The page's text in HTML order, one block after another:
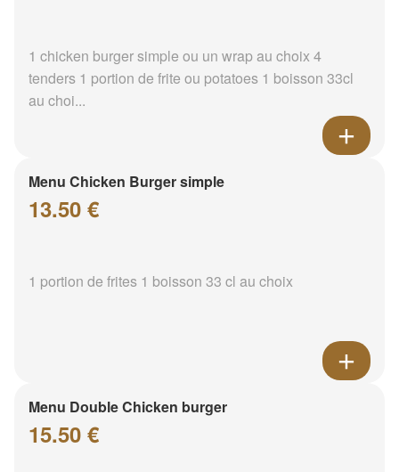
1 chicken burger simple ou un wrap au choix 4
tenders 1 portion de frite ou potatoes 1 boisson 33cl
au choi...
Menu Chicken Burger simple
13.50 €
1 portion de frites 1 boisson 33 cl au choix
Menu Double Chicken burger
15.50 €